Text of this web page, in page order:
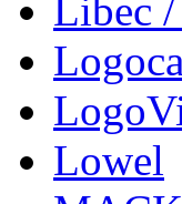
Libec
Lowel